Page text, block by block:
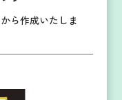
ら作成いたしま